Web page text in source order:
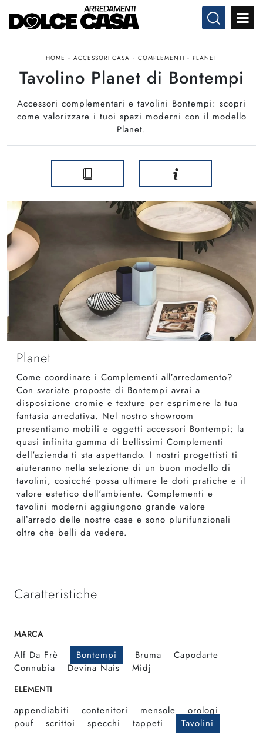
HOME - ACCESSORI CASA - COMPLEMENTI - PLANET
Tavolino Planet di Bontempi
Accessori complementari e tavolini Bontempi: scopri
come valorizzare i tuoi spazi moderni con il modello
Planet.
Planet
Come coordinare i Complementi all’arredamento?
Con svariate proposte di Bontempi avrai a
disposizione cromie e texture per esprimere la tua
fantasia arredativa. Nel nostro showroom
presentiamo mobili e oggetti accessori Bontempi: la
quasi infinita gamma di bellissimi Complementi
dell'azienda ti sta aspettando. I nostri progettisti ti
aiuteranno nella selezione di un buon modello di
tavolini, cosicché possa ultimare le doti pratiche e il
valore estetico dell'ambiente. Complementi e
tavolini moderni aggiungono grande valore
all’arredo delle nostre case e sono plurifunzionali
oltre che belli da vedere.
Caratteristiche
MARCA
Alf Da Frè Bontempi Bruma
Capodarte
Connubia
Devina Nais Midj
ELEMENTI
appendiabiti contenitori mensole
orologi
pouf
scrittoi specchi tappeti Tavolini